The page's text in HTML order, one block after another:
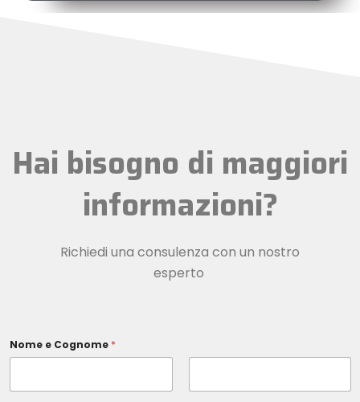
Hai bisogno di maggiori
informazioni?
Richiedi una consulenza con un nostro
esperto
u
o
i
Nome e Cognome *
Nome Cognome